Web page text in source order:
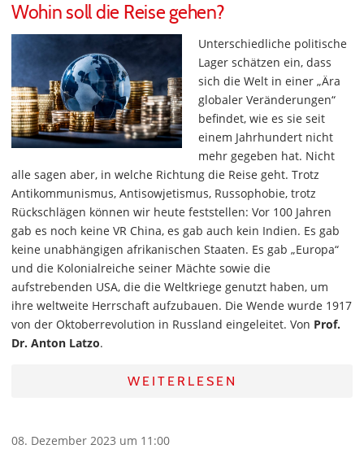
Wohin soll die Reise gehen?
Unterschiedliche politische
Lager schätzen ein, dass
sich die Welt in einer „Ära
globaler Veränderungen“
befindet, wie es sie seit
einem Jahrhundert nicht
mehr gegeben hat. Nicht
alle sagen aber, in welche Richtung die Reise geht. Trotz
Antikommunismus, Antisowjetismus, Russophobie, trotz
Rückschlägen können wir heute feststellen: Vor 100 Jahren
gab es noch keine VR China, es gab auch kein Indien. Es gab
keine unabhängigen afrikanischen Staaten. Es gab „Europa“
und die Kolonialreiche seiner Mächte sowie die
aufstrebenden USA, die die Weltkriege genutzt haben, um
ihre weltweite Herrschaft aufzubauen. Die Wende wurde 1917
von der Oktoberrevolution in Russland eingeleitet. Von Prof.
Dr. Anton Latzo.
WEITERLESEN
08. Dezember 2023 um 11:00